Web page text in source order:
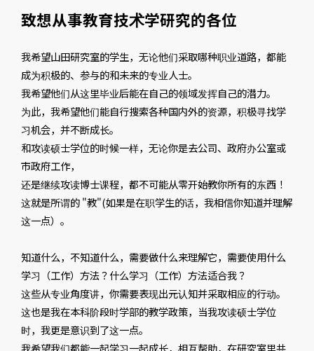
致想从事教育技术学研究的各位
我希望山田研究室的学生，无论他们采取哪种职业道路，都能
成为积极的、参与的和未来的专业人士。
我希望他们从这里毕业后能在自己的领域发挥自己的潜力。
为此，我希望他们能自行搜索各种国内外的资源，积极寻找学
习机会，并不断成长。
和攻读硕士学位的时候一样，无论你是去公司、政府办公室或
市政府工作，
还是继续攻读博士课程，都不可能从零开始教你所有的东西！
这就是所谓的 "教"(如果是在职学生的话，我相信你知道并理解
这一点）。
知道什么，不知道什么，需要做什么来理解它，需要使用什么
学习（工作）方法？什么学习（工作）方法适合我？
这些从专业角度讲，你需要表现出元认知并采取相应的行动。
这也是我在本科阶段时学部的教学政策，当我攻读硕士学位
时，我更是意识到了这一点。
我希望我们都能一起学习一起成长，相互帮助，在研究室里共